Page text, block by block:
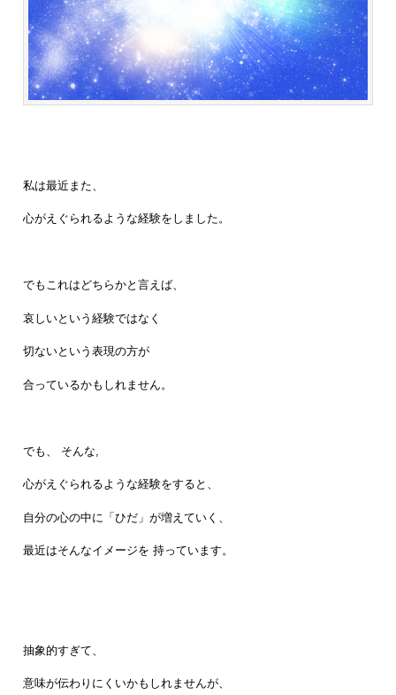
私は最近また、
心がえぐられるような経験をしました。
でもこれはどちらかと言えば、
哀しいという経験ではなく
切ないという表現の方が
合っているかもしれません。
でも、 そんな,
心がえぐられるような経験をすると、
自分の心の中に「ひだ」が増えていく、
最近はそんなイメージを 持っています。
抽象的すぎて、
意味が伝わりにくいかもしれませんが、